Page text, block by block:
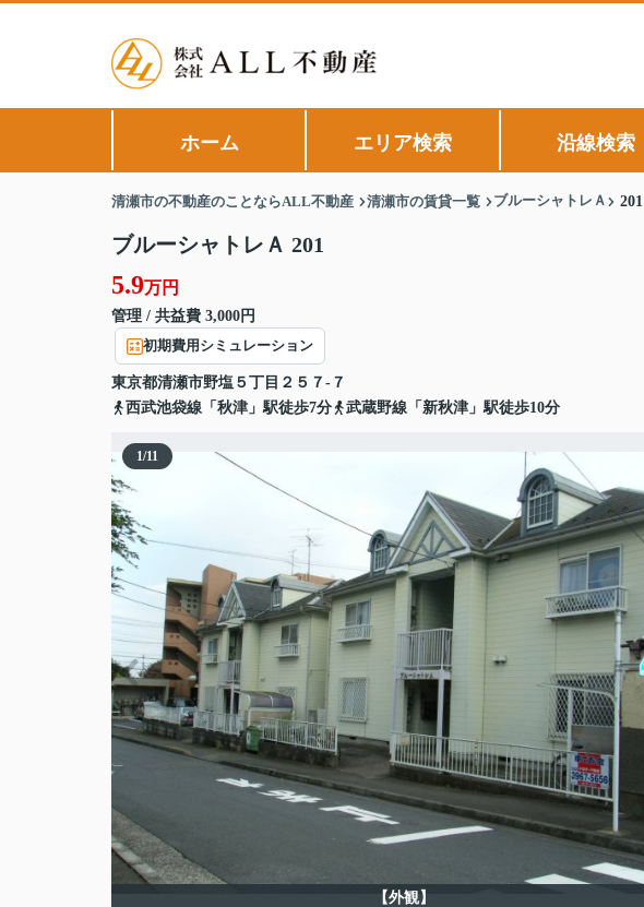
ホーム エリア検索 沿線検索
清瀬市の不動産のことならALL不動産 清瀬市の賃貸一覧 ブルーシャトレＡ 201
ブルーシャトレＡ 201
5.9万円
管理 / 共益費 3,000円
初期費用シミュレーション
東京都清瀬市野塩 ５丁目２５７-７
西武池袋線「秋津」駅徒歩7分
武蔵野線「新秋津」駅徒歩10分
1/11
【外観】